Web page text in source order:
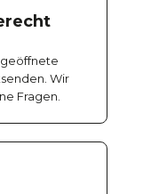
Wir
Fragen.